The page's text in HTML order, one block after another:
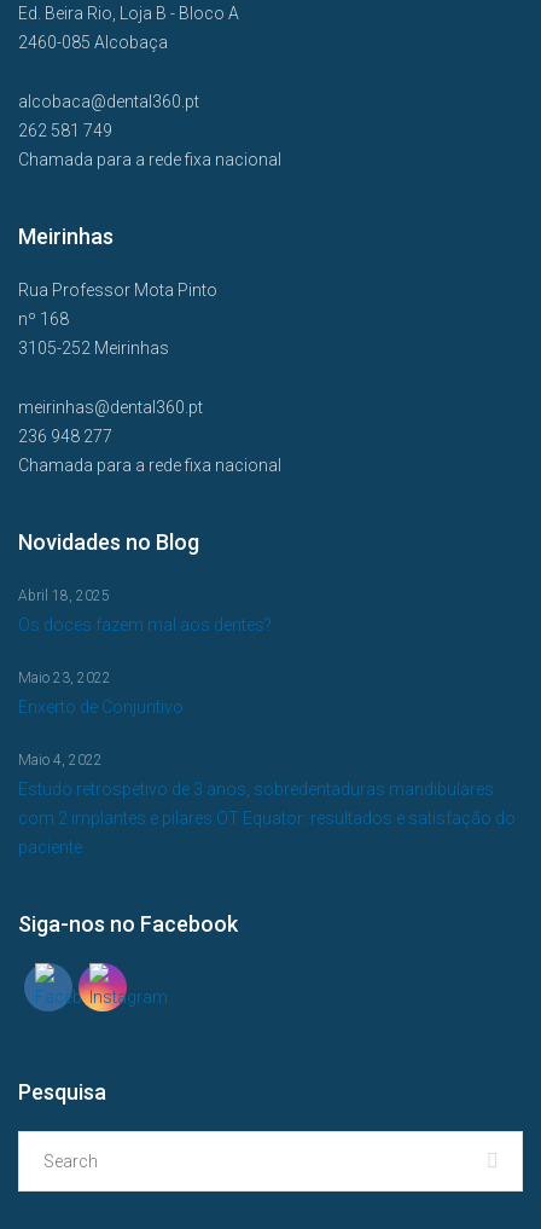
Ed. Beira Rio, Loja B - Bloco A
2460-085 Alcobaça
alcobaca@dental360.pt
262 581 749
Chamada para a rede fixa nacional
Meirinhas
Rua Professor Mota Pinto
nº 168
3105-252 Meirinhas
meirinhas@dental360.pt
236 948 277
Chamada para a rede fixa nacional
Novidades no Blog
Os doces fazem mal aos dentes?
Abril 18, 2025
Enxerto de Conjuntivo
Maio 23, 2022
Estudo retrospetivo de 3 anos, sobredentaduras mandibulares
com 2 implantes e pilares OT Equator: resultados e satisfação do
paciente
Maio 4, 2022
Siga-nos no Facebook
Pesquisa